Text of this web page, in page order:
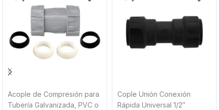
Acople de Compresión para
Tubería Galvanizada, PVC o
Cople Unión Conexión
Rápida Universal 1/2″